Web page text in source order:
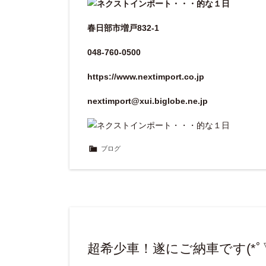
春日部市増戸832-1
048-760-0500
https://www.nextimport.co.jp
nextimport@xui.biglobe.ne.jp
ブログ
超希少車！遂にご納車です(*